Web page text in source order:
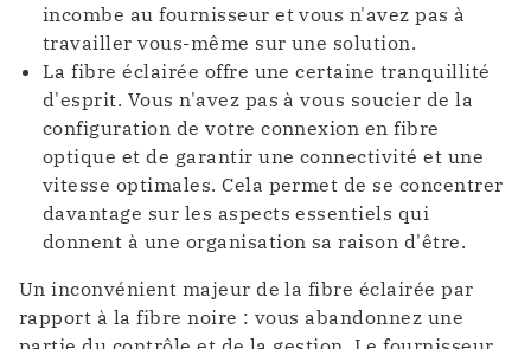
incombe au fournisseur et vous n'avez pas à
travailler vous-même sur une solution.
La fibre éclairée offre une certaine tranquillité
d'esprit. Vous n'avez pas à vous soucier de la
configuration de votre connexion en fibre
optique et de garantir une connectivité et une
vitesse optimales. Cela permet de se concentrer
davantage sur les aspects essentiels qui
donnent à une organisation sa raison d'être.
Un inconvénient majeur de la fibre éclairée par
rapport à la fibre noire : vous abandonnez une